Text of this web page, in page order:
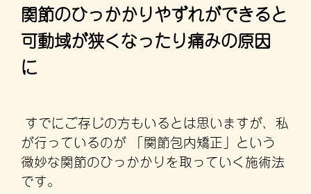
関節のひっかかりやずれができると
可動域が狭くなったり痛みの原因
に
すでにご存じの方もいるとは思いますが、私
が行っているのが 「関節包内矯正」という
微妙な関節のひっかかりを取っていく施術法
です。